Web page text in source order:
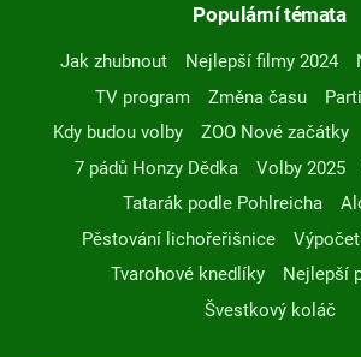
Populární témata
Jak zhubnout Nejlepší filmy 2024
TV program
Změna času
Kdy budou volby
ZOO Nové začátky
7 pádů Honzy Dědka
Volby 2025
Tatarák podle Pohlreicha
Pěstování lichořeřišnice
Tvarohové knedlíky
Nejlepší
Švestkový koláč